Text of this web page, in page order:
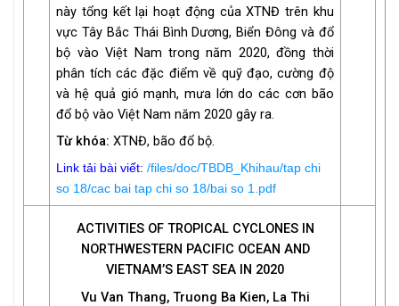
này tổng kết lại hoạt động của XTNĐ trên khu
vực Tây Bắc Thái Bình Dương, Biển Đông và đổ
bộ vào Việt Nam trong năm 2020, đồng thời
phân tích các đặc điểm về quỹ đạo, cường độ
và hệ quả gió mạnh, mưa lớn do các cơn bão
đổ bộ vào Việt Nam năm 2020 gây ra.
Từ khóa: XTNĐ, bão đổ bộ.
Link tải bài viết:/files/doc/TBDB_Khihau/tap chi
so 18/cac bai tap chi so 18/bai so 1.pdf
ACTIVITIES OF TROPICAL CYCLONES IN
NORTHWESTERN PACIFIC OCEAN AND
VIETNAM’S EAST SEA IN 2020
Vu Van Thang, Truong Ba Kien, La Thi